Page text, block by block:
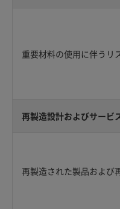
重要材料の使用に伴うリ
再製造設計およびサービ
再製造された製品および